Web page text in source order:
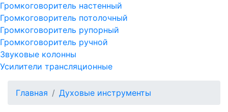
Громкоговоритель настенный
Громкоговоритель потолочный
Громкоговоритель рупорный
Громкоговоритель ручной
Звуковые колонны
Усилители трансляционные
Главная Духовые инструменты